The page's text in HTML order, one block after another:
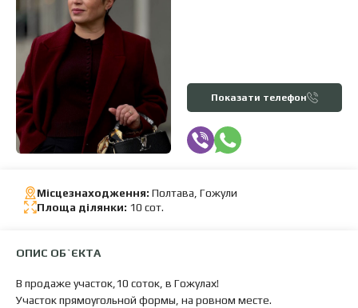
Показати телефон
Місцезнаходження: Полтава, Гожули
Площа ділянки: 10 сот.
ОПИС ОБ`ЄКТА
В продаже участок,10 соток, в Гожулах!
Участок прямоугольной формы, на ровном месте.